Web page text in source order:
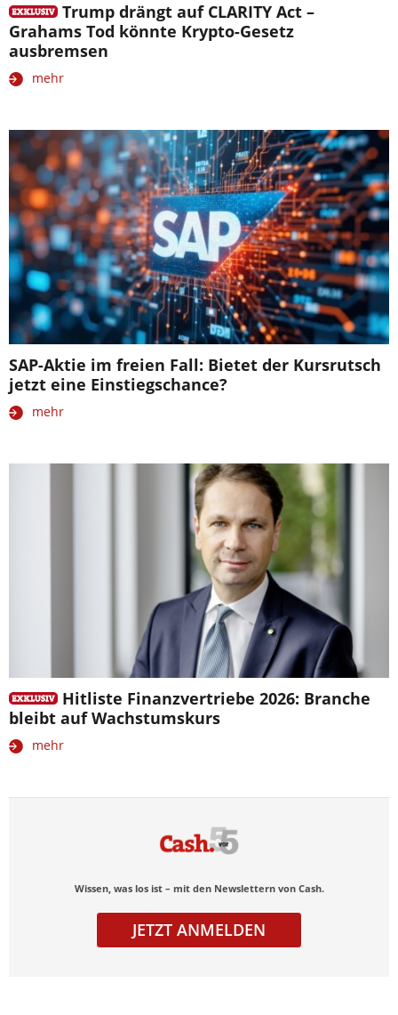
Trump drängt auf CLARITY Act –
Grahams Tod könnte Krypto-Gesetz
ausbremsen
mehr
SAP-Aktie im freien Fall: Bietet der Kursrutsch
jetzt eine Einstiegschance?
mehr
Hitliste Finanzvertriebe 2026: Branche
bleibt auf Wachstumskurs
mehr
Wissen, was los ist – mit den Newslettern von Cash.
JETZT ANMELDEN